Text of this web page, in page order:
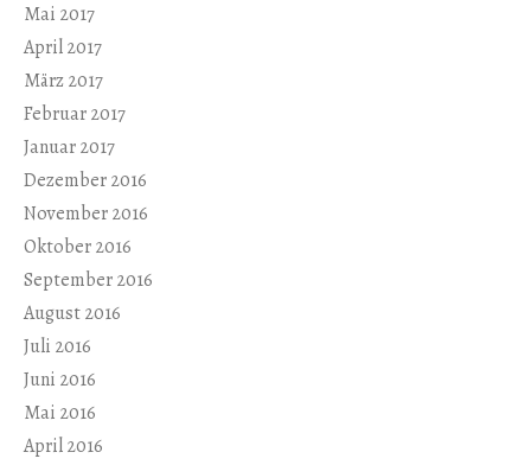
Mai 2017
April 2017
März 2017
Februar 2017
Januar 2017
Dezember 2016
November 2016
Oktober 2016
September 2016
August 2016
Juli 2016
Juni 2016
Mai 2016
April 2016